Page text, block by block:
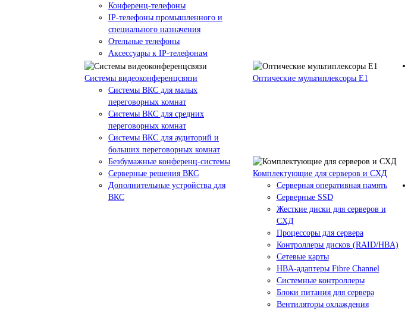
Конференц-телефоны
IP-телефоны промышленного и
специального назначения
Отельные телефоны
Аксессуары к IP-телефонам
Системы видеоконференцсвязи
Системы ВКС для малых
переговорных комнат
Системы ВКС для средних
переговорных комнат
Системы ВКС для аудиторий и
больших переговорных комнат
Безбумажные конференц-системы
Серверные решения ВКС
Дополнительные устройства для
ВКС
Оптические мультиплексоры Е1
Комплектующие для серверов и СХД
Серверная оперативная память
Серверные SSD
Жесткие диски для серверов и
СХД
Процессоры для сервера
Контроллеры дисков (RAID/HBA)
Сетевые карты
HBA-адаптеры Fibre Channel
Системные контроллеры
Блоки питания для сервера
Вентиляторы охлаждения